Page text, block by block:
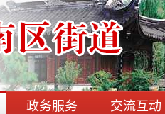
政务服务 交流互动